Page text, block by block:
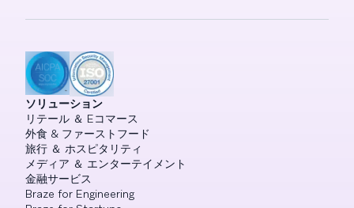
ソリューション
リテール ＆ Eコマース
外食 & ファーストフード
旅行 ＆ ホスピタリティ
メディア ＆ エンターテイメント
金融サービス
Braze for Engineering